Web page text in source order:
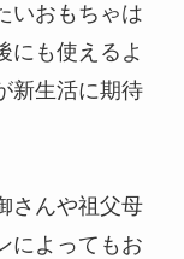
いおもちゃは
にも使えるよ
新生活に期待
さんや祖父母
によってもお